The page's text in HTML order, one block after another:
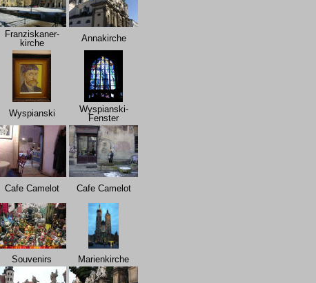
Franziskaner-
kirche
Annakirche
Wyspianski
Wyspianski-
Fenster
Cafe Camelot Cafe Camelot
Souvenirs Marienkirche